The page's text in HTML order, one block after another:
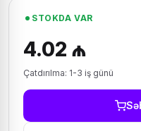
STOKDA VAR
4.02 ₼
Çatdırılma: 1-3 iş günü